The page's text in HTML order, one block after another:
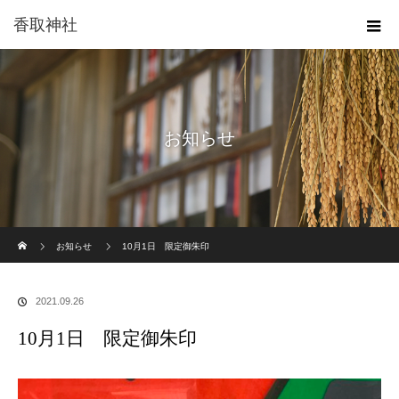
香取神社
お知らせ
お知らせ
10月1日 限定御朱印
2021.09.26
10月1日 限定御朱印